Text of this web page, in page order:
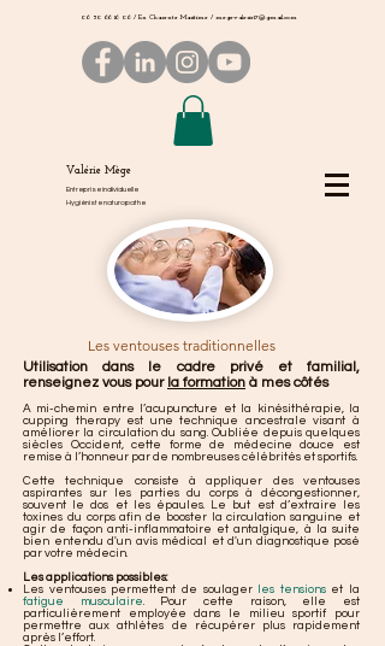
06 50 66 16 06 / En Charente Maritime / megevalerie17@gmail.com
Valérie Mège
Entreprise individuelle
Hygiéniste naturopathe
Utilisation dans le cadre privé et familial,
renseignez vous pour la formation à mes côtés
A mi-chemin entre l’acupuncture et la kinésithérapie, la
cupping therapy est une technique ancestrale visant à
améliorer la circulation du sang. Oubliée depuis quelques
siècles Occident, cette forme de médecine douce est
remise à l’honneur par de nombreuses célébrités et sportifs.
Cette technique consiste à appliquer des ventouses
aspirantes sur les parties du corps à décongestionner,
souvent le dos et les épaules. Le but est d’extraire les
toxines du corps afin de booster la circulation sanguine et
agir de façon anti-inflammatoire et antalgique
, à la suite
bien entendu d'un avis médical et d'un diagnostique posé
par votre médecin
Les applications possibles:
Les ventouses permettent de soulager
les tensionset la
fatigue musculaire . Pour cette raison, elle est
particulièrement employée dans le milieu sportif pour
permettre aux athlètes de récupérer plus rapidement
après l’effort.
Les ventouses traditionnelles